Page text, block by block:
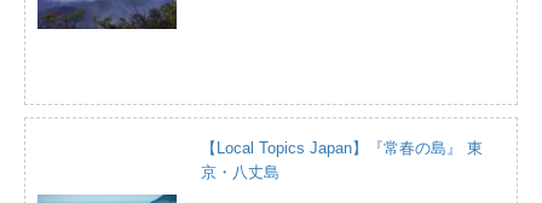
【Local Topics Japan】『常春の島』 東
京・八丈島